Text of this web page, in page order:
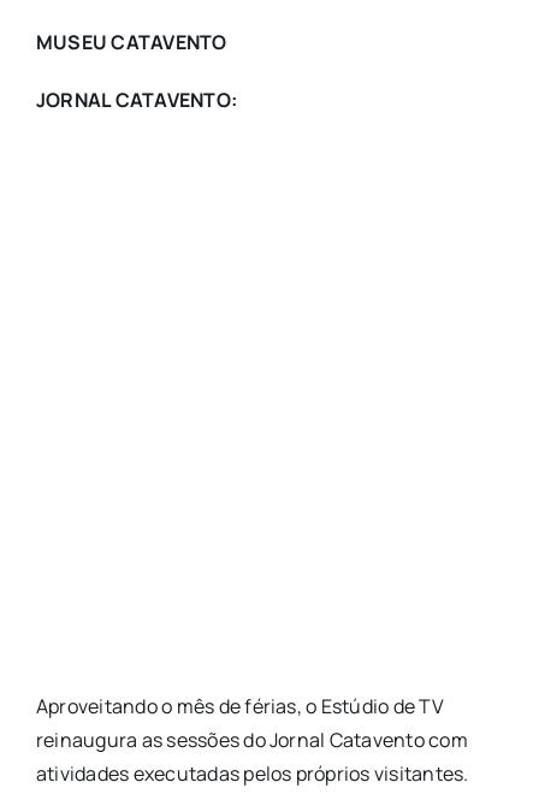
MUSEU CATAVENTO
JORNAL CATAVENTO:
Aproveitando o mês de férias, o Estúdio de TV
reinaugura as sessões do Jornal Catavento com
atividades executadas pelos próprios visitantes.